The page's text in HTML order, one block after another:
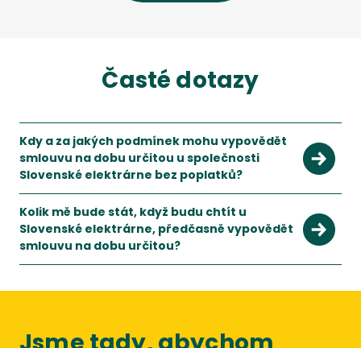
Časté dotazy
Kdy a za jakých podmínek mohu vypovědět
smlouvu na dobu určitou u společnosti
Slovenské elektrárne bez poplatků?
S novelou energetického zákona k 1.1.2022 jsou
Kolik mě bude stát, když budu chtít u
Slovenské elektrárne, předčasně vypovědět
smlouvu na dobu určitou?
Při předčasném vypovězení smlouvy budete muset zaplatit